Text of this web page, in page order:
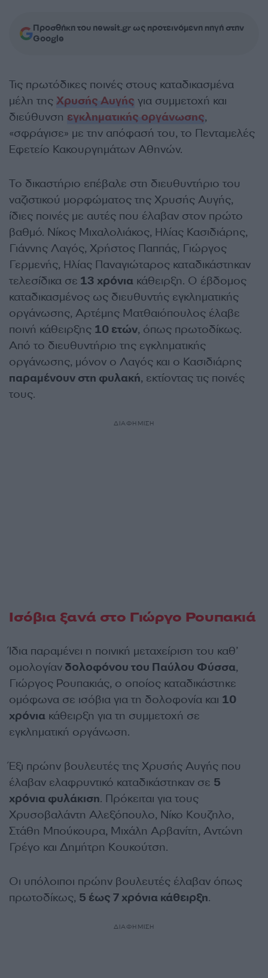
Προσθήκη του newsit.gr ως προτεινόμενη πηγή στην
Google
Τις πρωτόδικες ποινές στους καταδικασμένα
μέλη της Χρυσής Αυγής για συμμετοχή και
διεύθυνση εγκληματικής οργάνωσης,
«σφράγισε» με την απόφασή του, το Πενταμελές
Εφετείο Κακουργημάτων Αθηνών.
Το δικαστήριο επέβαλε στη διευθυντήριο του
ναζιστικού μορφώματος της Χρυσής Αυγής,
ίδιες ποινές με αυτές που έλαβαν στον πρώτο
βαθμό. Νίκος Μιχαλολιάκος, Ηλίας Κασιδιάρης,
Γιάννης Λαγός, Χρήστος Παππάς, Γιώργος
Γερμενής, Ηλίας Παναγιώταρος καταδικάστηκαν
τελεσίδικα σε 13 χρόνια κάθειρξη. Ο έβδομος
καταδικασμένος ως διευθυντής εγκληματικής
οργάνωσης, Αρτέμης Ματθαιόπουλος έλαβε
ποινή κάθειρξης 10 ετών, όπως πρωτοδίκως.
Από το διευθυντήριο της εγκληματικής
οργάνωσης, μόνον ο Λαγός και ο Κασιδιάρης
παραμένουν στη φυλακή, εκτίοντας τις ποινές
τους.
ΔΙΑΦΗΜΙΣΗ
Ισόβια ξανά στο Γιώργο Ρουπακιά
Ίδια παραμένει η ποινική μεταχείριση του καθ’
ομολογίαν δολοφόνου του Παύλου Φύσσα,
Γιώργος Ρουπακιάς, ο οποίος καταδικάστηκε
ομόφωνα σε ισόβια για τη δολοφονία και 10
χρόνια κάθειρξη για τη συμμετοχή σε
εγκληματική οργάνωση.
Έξι πρώην βουλευτές της Χρυσής Αυγής που
έλαβαν ελαφρυντικό καταδικάστηκαν σε 5
χρόνια φυλάκιση. Πρόκειται για τους
Χρυσοβαλάντη Αλεξόπουλο, Νίκο Κουζηλο,
Στάθη Μπούκουρα, Μιχάλη Αρβανίτη, Αντώνη
Γρέγο και Δημήτρη Κουκούτση.
Οι υπόλοιποι πρώην βουλευτές έλαβαν όπως
πρωτοδίκως, 5 έως 7 χρόνια κάθειρξη.
ΔΙΑΦΗΜΙΣΗ